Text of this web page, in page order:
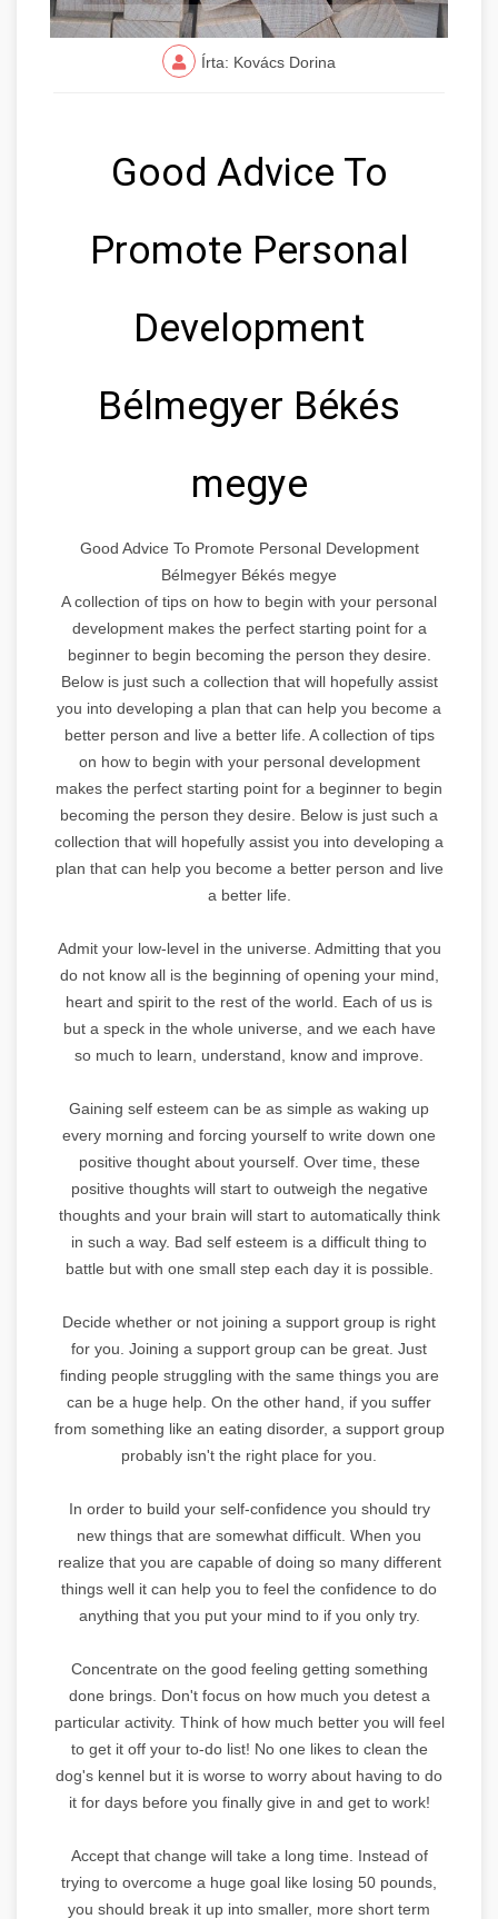
Írta: Kovács Dorina
Good Advice To
Promote Personal
Development
Bélmegyer Békés
megye
Good Advice To Promote Personal Development
Bélmegyer Békés megye
A collection of tips on how to begin with your personal
development makes the perfect starting point for a
beginner to begin becoming the person they desire.
Below is just such a collection that will hopefully assist
you into developing a plan that can help you become a
better person and live a better life. A collection of tips
on how to begin with your personal development
makes the perfect starting point for a beginner to begin
becoming the person they desire. Below is just such a
collection that will hopefully assist you into developing a
plan that can help you become a better person and live
a better life.
Admit your low-level in the universe. Admitting that you
do not know all is the beginning of opening your mind,
heart and spirit to the rest of the world. Each of us is
but a speck in the whole universe, and we each have
so much to learn, understand, know and improve.
Gaining self esteem can be as simple as waking up
every morning and forcing yourself to write down one
positive thought about yourself. Over time, these
positive thoughts will start to outweigh the negative
thoughts and your brain will start to automatically think
in such a way. Bad self esteem is a difficult thing to
battle but with one small step each day it is possible.
Decide whether or not joining a support group is right
for you. Joining a support group can be great. Just
finding people struggling with the same things you are
can be a huge help. On the other hand, if you suffer
from something like an eating disorder, a support group
probably isn't the right place for you.
In order to build your self-confidence you should try
new things that are somewhat difficult. When you
realize that you are capable of doing so many different
things well it can help you to feel the confidence to do
anything that you put your mind to if you only try.
Concentrate on the good feeling getting something
done brings. Don't focus on how much you detest a
particular activity. Think of how much better you will feel
to get it off your to-do list! No one likes to clean the
dog's kennel but it is worse to worry about having to do
it for days before you finally give in and get to work!
Accept that change will take a long time. Instead of
trying to overcome a huge goal like losing 50 pounds,
you should break it up into smaller, more short term